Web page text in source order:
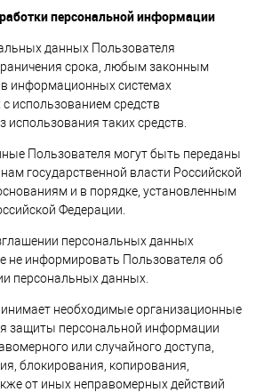
персональной информации
данных Пользователя
срока, любым законным
информационных системах
использованием средств
использования таких средств.
Пользователя могут быть переданы
государственной власти Российской
и в порядке, установленным
Федерации.
персональных данных
не информировать Пользователя об
персональных данных.
необходимые организационные
защиты персональной информации
или случайного доступа,
блокирования, копирования,
от иных неправомерных действий